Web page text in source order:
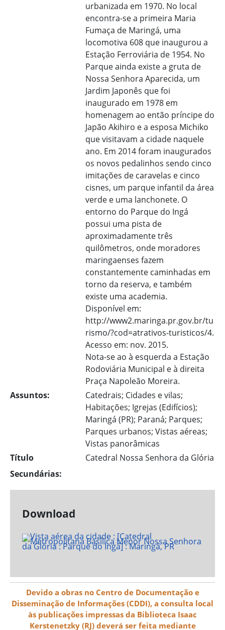
urbanizada em 1970. No local
encontra-se a primeira Maria
Fumaça de Maringá, uma
locomotiva 608 que inaugurou a
Estação Ferroviária de 1954. No
Parque ainda existe a gruta de
Nossa Senhora Aparecida, um
Jardim Japonês que foi
inaugurado em 1978 em
homenagem ao então príncipe do
Japão Akihiro e a esposa Michiko
que visitavam a cidade naquele
ano. Em 2014 foram inaugurados
os novos pedalinhos sendo cinco
imitações de caravelas e cinco
cisnes, um parque infantil da área
verde e uma lanchonete. O
entorno do Parque do Ingá
possui uma pista de
aproximadamente três
quilômetros, onde moradores
maringaenses fazem
constantemente caminhadas em
torno da reserva, e também
existe uma academia.
Disponível em:
http://www2.maringa.pr.gov.br/tu
rismo/?cod=atrativos-turisticos/4.
Acesso em: nov. 2015.
Nota-se ao à esquerda a Estação
Rodoviária Municipal e à direita
Praça Napoleão Moreira.
Assuntos:
Catedrais; Cidades e vilas;
Habitações; Igrejas (Edifícios);
Maringá (PR); Paraná; Parques;
Parques urbanos; Vistas aéreas;
Vistas panorâmicas
Título
Secundárias:
Catedral Nossa Senhora da Glória
Download
Devido a obras no Centro de Documentação e
Disseminação de Informações (CDDI), a consulta local
às publicações impressas da Biblioteca Isaac
Kerstenetzky (RJ) deverá ser feita mediante